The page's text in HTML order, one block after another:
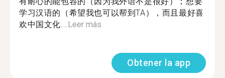
学习汉语的（希望我也可以帮到TA），而且最好喜
欢中国文化...Leer más
Obtener la app